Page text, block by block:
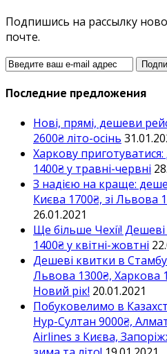
Подпишись на рассылку
почте.
Последние предложения
Нові, прямі, дешеви
2600₴ літо-осінь
Харкову
1400₴ у травні-червні
З надією на краще:
Києва 1700₴, зі Львова
26.01.2021
Ще більше Чехії!
1400₴ у квітні-жовтні
Дешеві квитки в
Львова 1300₴, Харкова
Новий рік! 20.01.2021
Побуковелимо в
Нур-Султан 9000₴,
Airlines з Києва,